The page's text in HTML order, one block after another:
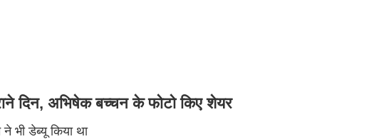
दिन, अभिषेक बच्चन के फोटो किए शेयर
भी डेब्यू किया था